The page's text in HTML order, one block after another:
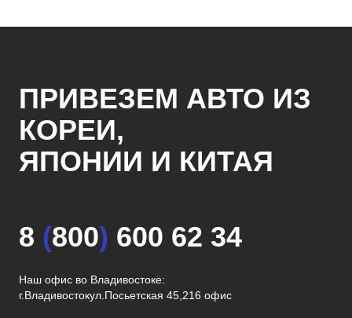
ПРИВЕЗЕМ АВТО ИЗ
КОРЕИ,
ЯПОНИИ И КИТАЯ
8 (800) 600 62 34
Наш офис во Владивостоке:
г.Владивостокул.Посьетская 45,216 офис